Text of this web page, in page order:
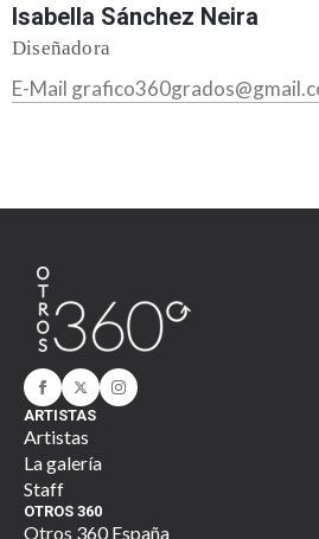
Isabella Sánchez Neira
Diseñadora
E-Mail
ARTISTAS
Artistas
La galería
Staff
OTROS 360
Otros 360 España